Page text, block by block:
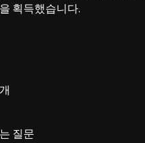
획득했습니다.
질문